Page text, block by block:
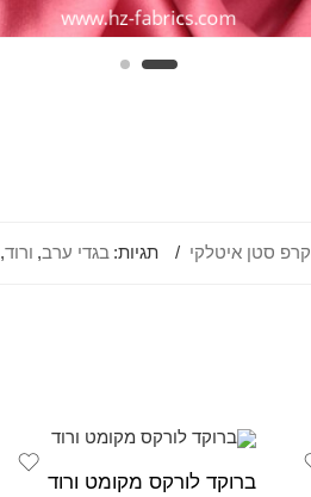
קרפ סטן איטלקי תגיות: בגדי ערב, ורוד,
ברוקד לורקס מקומט ורוד